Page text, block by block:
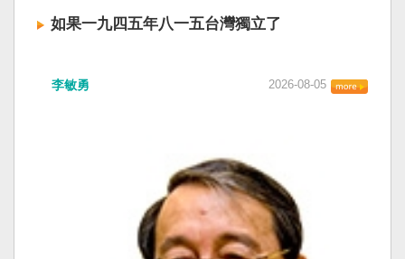
如果一九四五年八一五台灣獨立了
李敏勇 2026-08-05